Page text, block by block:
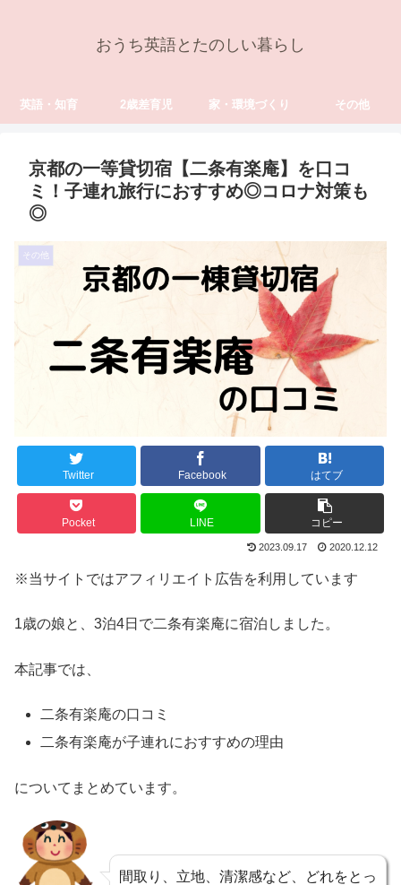
おうち英語とたのしい暮らし
英語・知育 2歳差育児 家・環境づくり その他
京都の一等貸切宿【二条有楽庵】を口コ
ミ！子連れ旅行におすすめ◎コロナ対策も
◎
その他
Twitter Facebook はてブ
Pocket LINE コピー
2023.09.17 2020.12.12
※当サイトではアフィリエイト広告を利用しています
1歳の娘と、3泊4日で二条有楽庵に宿泊しました。
本記事では、
二条有楽庵の口コミ
二条有楽庵が子連れにおすすめの理由
についてまとめています。
間取り、立地、清潔感など、どれをとっ